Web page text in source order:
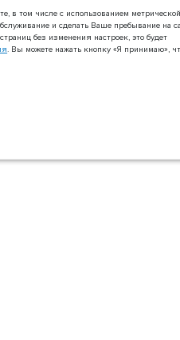
в том числе с использованием метрической
и сделать Ваше пребывание на
без изменения настроек, это будет
. Вы можете нажать кнопку «Я принимаю»,